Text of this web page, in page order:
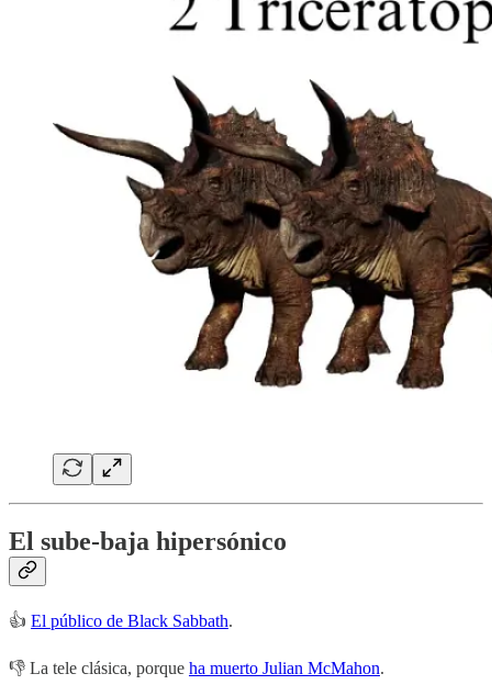
El sube-baja hipersónico
👍 El público de Black Sabbath.
👎 La tele clásica, porque ha muerto Julian McMahon.